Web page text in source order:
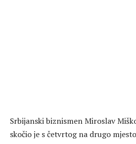
Srbijanski biznismen Miroslav
skočio je s četvrtog na drugo